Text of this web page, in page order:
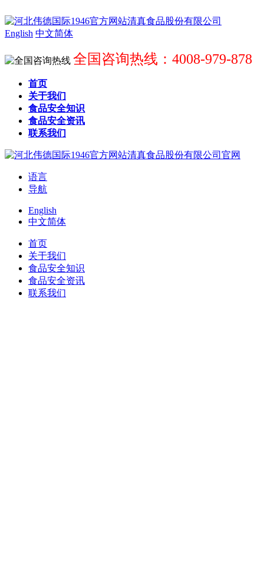
English 中文简体
全国咨询热线：4008-979-878
首页
关于我们
食品安全知识
食品安全资讯
联系我们
语言
导航
English
中文简体
首页
关于我们
食品安全知识
食品安全资讯
联系我们